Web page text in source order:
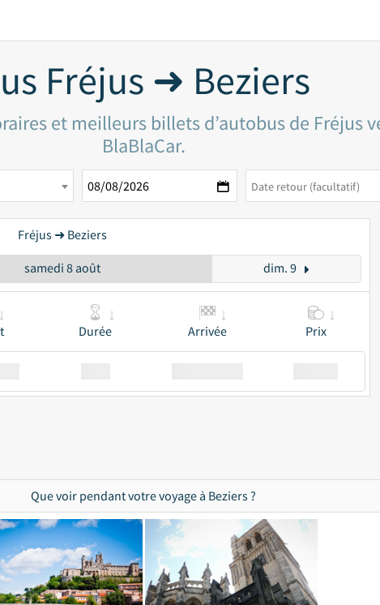
Fréjus ➜ Beziers
et meilleurs billets d’autobus de Fréjus
BlaBlaCar.
Fréjus ➜ Beziers
samedi 8 août dim. 9
Durée Arrivée Prix
Que voir pendant votre voyage à Beziers ?